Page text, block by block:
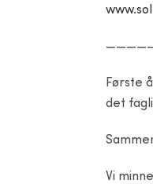
Første
det
Vi